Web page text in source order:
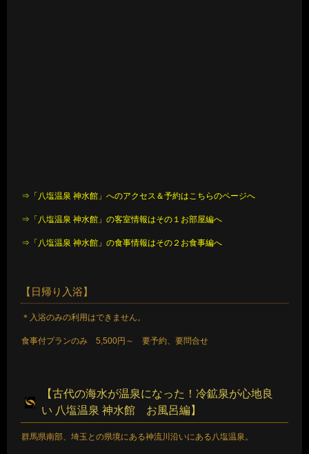
⇒「八塩温泉 神水館」へのアクセス＆予約はこちらのページへ
⇒「八塩温泉 神水館」の客室情報はその１お部屋編へ
⇒「八塩温泉 神水館」の食事情報はその２お食事編へ
【日帰り入浴】
＊入浴のみの利用はできません。
食事付プランのみ 5,500円～ 要予約、要問合せ
【古代の海水が温泉になった！冷鉱泉が心地良
い 八塩温泉 神水館 お風呂編】
群馬県南部、埼玉との県境にある神流川沿いにある八塩温泉。